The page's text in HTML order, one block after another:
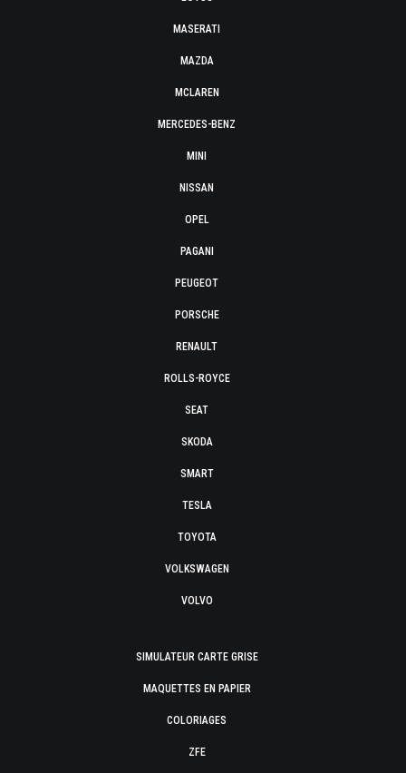
MASERATI
MAZDA
MCLAREN
MERCEDES-BENZ
MINI
NISSAN
OPEL
PAGANI
PEUGEOT
PORSCHE
RENAULT
ROLLS-ROYCE
SEAT
SKODA
SMART
TESLA
TOYOTA
VOLKSWAGEN
VOLVO
SIMULATEUR CARTE GRISE
MAQUETTES EN PAPIER
COLORIAGES
ZFE